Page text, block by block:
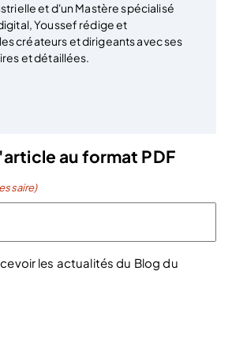
et d'un Mastère spécialisé
Youssef rédige et
créateurs et dirigeants avec ses
et détaillées.
au format PDF
les actualités du Blog du